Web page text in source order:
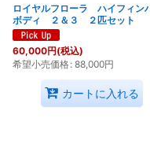
ロイヤルフローラ ハイフィン
ボディ ２＆３ ２匹セット
60,000円(税込)
希望小売価格: 88,000円
カートに入れる